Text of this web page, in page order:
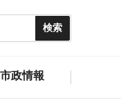
市政情報